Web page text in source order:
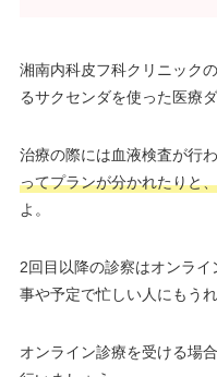
湘南内科皮フ科クリニック
るサクセンダを使った医療
治療の際には血液検査が行わ
ってプランが分かれたりと
よ。
2回目以降の診察はオンラ
事や予定で忙しい人にもう
オンライン診療を受ける場